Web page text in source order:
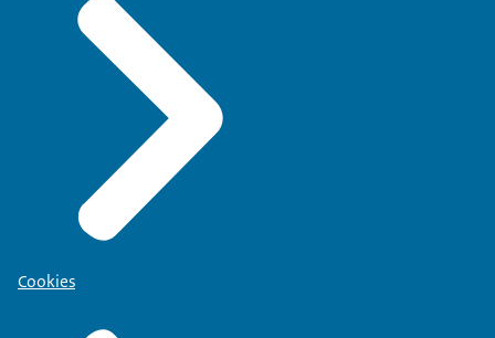
Cookies